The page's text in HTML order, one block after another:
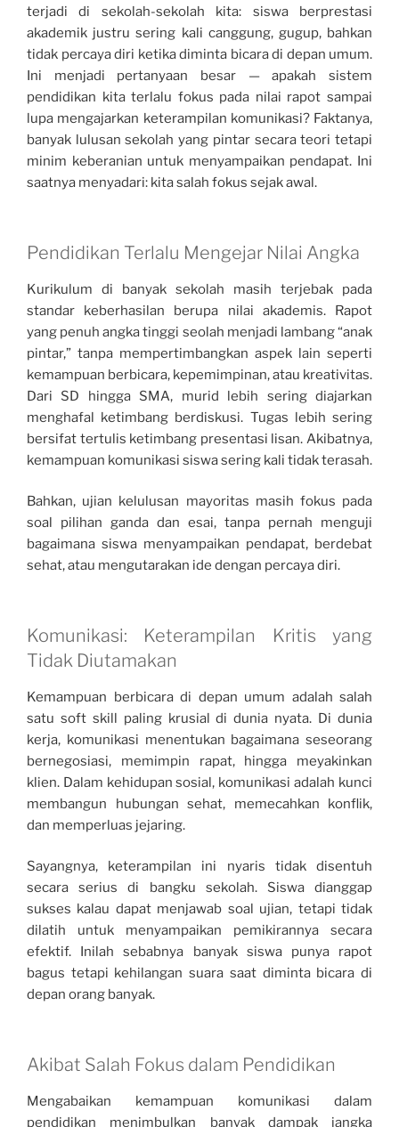
terjadi di sekolah-sekolah kita: siswa berprestasi
akademik justru sering kali canggung, gugup, bahkan
tidak percaya diri ketika diminta bicara di depan umum.
Ini menjadi pertanyaan besar — apakah sistem
pendidikan kita terlalu fokus pada nilai rapot sampai
lupa mengajarkan keterampilan komunikasi? Faktanya,
banyak lulusan sekolah yang pintar secara teori tetapi
minim keberanian untuk menyampaikan pendapat. Ini
saatnya menyadari: kita salah fokus sejak awal.
Pendidikan Terlalu Mengejar Nilai Angka
Kurikulum di banyak sekolah masih terjebak pada
standar keberhasilan berupa nilai akademis. Rapot
yang penuh angka tinggi seolah menjadi lambang “anak
pintar,” tanpa mempertimbangkan aspek lain seperti
kemampuan berbicara, kepemimpinan, atau kreativitas.
Dari SD hingga SMA, murid lebih sering diajarkan
menghafal ketimbang berdiskusi. Tugas lebih sering
bersifat tertulis ketimbang presentasi lisan. Akibatnya,
kemampuan komunikasi siswa sering kali tidak terasah.
Bahkan, ujian kelulusan mayoritas masih fokus pada
soal pilihan ganda dan esai, tanpa pernah menguji
bagaimana siswa menyampaikan pendapat, berdebat
sehat, atau mengutarakan ide dengan percaya diri.
Komunikasi: Keterampilan Kritis yang
Tidak Diutamakan
Kemampuan berbicara di depan umum adalah salah
satu soft skill paling krusial di dunia nyata. Di dunia
kerja, komunikasi menentukan bagaimana seseorang
bernegosiasi, memimpin rapat, hingga meyakinkan
klien. Dalam kehidupan sosial, komunikasi adalah kunci
membangun hubungan sehat, memecahkan konflik,
dan memperluas jejaring.
Sayangnya, keterampilan ini nyaris tidak disentuh
secara serius di bangku sekolah. Siswa dianggap
sukses kalau dapat menjawab soal ujian, tetapi tidak
dilatih untuk menyampaikan pemikirannya secara
efektif. Inilah sebabnya banyak siswa punya rapot
bagus tetapi kehilangan suara saat diminta bicara di
depan orang banyak.
Akibat Salah Fokus dalam Pendidikan
Mengabaikan kemampuan komunikasi dalam
pendidikan menimbulkan banyak dampak jangka